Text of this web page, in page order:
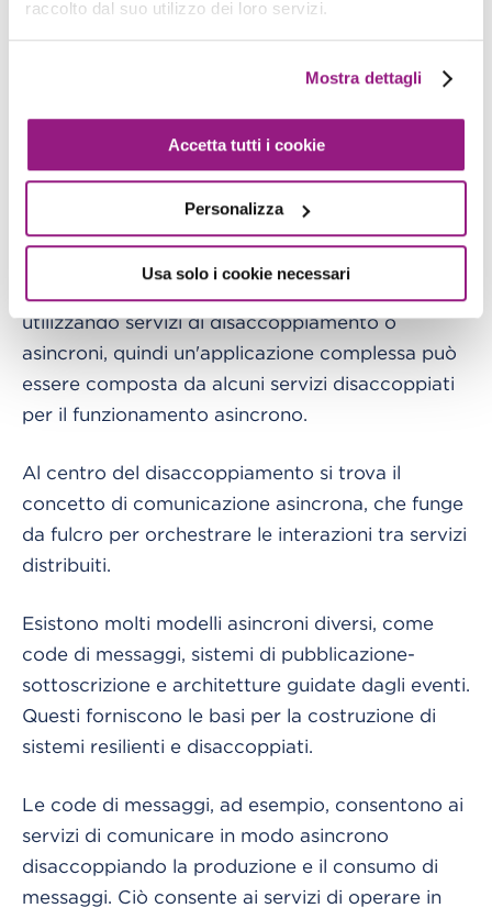
raccolto dal suo utilizzo dei loro servizi.
Mostra dettagli
Accetta tutti i cookie
Personalizza
Usa solo i cookie necessari
monolitiche in componenti più piccoli, possiamo
l'implementazione indipendente e promuovere
Inoltre, i servizi di disaccoppiamento possono
ridurre il rischio di compromissione dell’integrità
del sistema complessivo.
utilizzando servizi di disaccoppiamento o
asincroni, quindi un'applicazione complessa può
essere composta da alcuni servizi disaccoppiati
per il funzionamento asincrono.
Al centro del disaccoppiamento si trova il
concetto di comunicazione asincrona, che funge
da fulcro per orchestrare le interazioni tra servizi
distribuiti.
Esistono molti modelli asincroni diversi, come
code di messaggi, sistemi di pubblicazione-
sottoscrizione e architetture guidate dagli eventi.
Questi forniscono le basi per la costruzione di
sistemi resilienti e disaccoppiati.
Le code di messaggi, ad esempio, consentono ai
servizi di comunicare in modo asincrono
disaccoppiando la produzione e il consumo di
messaggi. Ciò consente ai servizi di operare in